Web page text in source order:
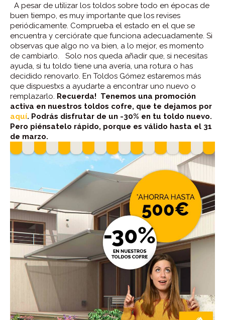
A pesar de utilizar los toldos sobre todo en épocas de
buen tiempo, es muy importante que los revises
periódicamente. Comprueba el estado en el que se
encuentra y cerciórate que funciona adecuadamente. Si
observas que algo no va bien, a lo mejor, es momento
de cambiarlo. Solo nos queda añadir que, si necesitas
ayuda, si tu toldo tiene una avería, una rotura o has
decidido renovarlo. En Toldos Gómez estaremos más
que dispuestxs a ayudarte a encontrar uno nuevo o
remplazarlo. Recuerda! Tenemos una promoción
activa en nuestros toldos cofre, que te dejamos por
aquí. Podrás disfrutar de un -30% en tu toldo nuevo.
Pero piénsatelo rápido, porque es válido hasta el 31
de marzo.